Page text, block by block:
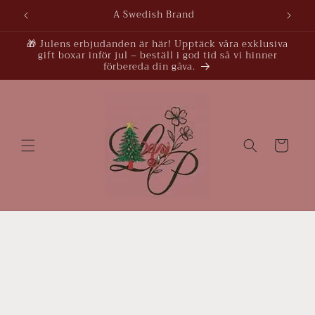
vidare
till
A Swedish Brand
🎁 Julens erbjudanden är här! Upptäck våra exklusiva
gift boxar inför jul – beställ i god tid så vi hinner
förbereda din gåva.
Varukorg